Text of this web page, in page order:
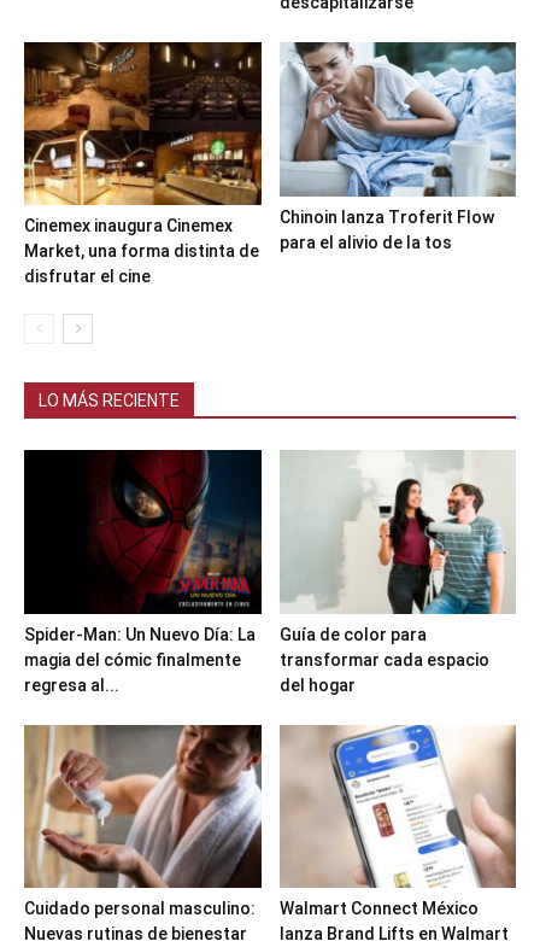
Cinemex inaugura Cinemex
Market, una forma distinta de
disfrutar el cine
Chinoin lanza Troferit Flow
para el alivio de la tos
LO MÁS RECIENTE
Spider-Man: Un Nuevo Día: La
magia del cómic finalmente
regresa al...
Guía de color para
transformar cada espacio
del hogar
Cuidado personal masculino:
Nuevas rutinas de bienestar
Walmart Connect México
lanza Brand Lifts en Walmart